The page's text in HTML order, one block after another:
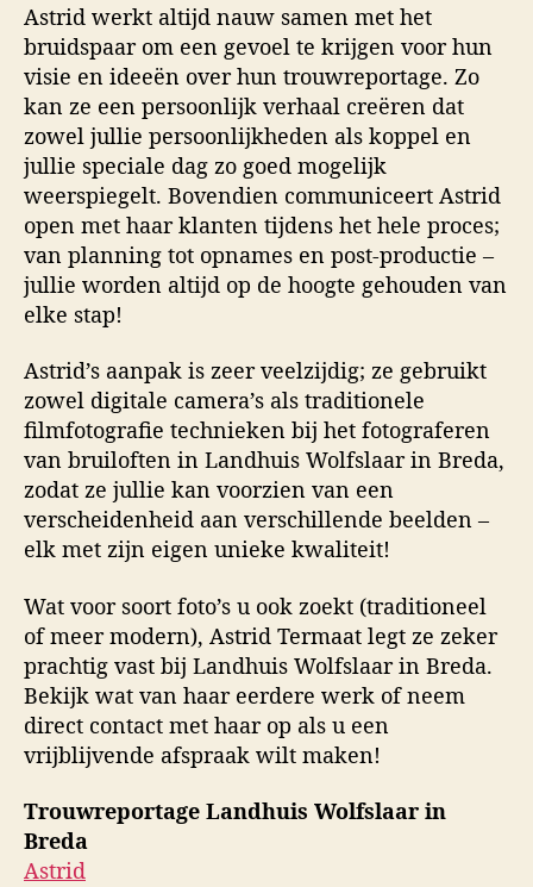
Astrid werkt altijd nauw samen met het
bruidspaar om een gevoel te krijgen voor hun
visie en ideeën over hun trouwreportage. Zo
kan ze een persoonlijk verhaal creëren dat
zowel jullie persoonlijkheden als koppel en
jullie speciale dag zo goed mogelijk
weerspiegelt. Bovendien communiceert Astrid
open met haar klanten tijdens het hele proces;
van planning tot opnames en post-productie –
jullie worden altijd op de hoogte gehouden van
elke stap!
Astrid’s aanpak is zeer veelzijdig; ze gebruikt
zowel digitale camera’s als traditionele
filmfotografie technieken bij het fotograferen
van bruiloften in Landhuis Wolfslaar in Breda,
zodat ze jullie kan voorzien van een
verscheidenheid aan verschillende beelden –
elk met zijn eigen unieke kwaliteit!
Wat voor soort foto’s u ook zoekt (traditioneel
of meer modern), Astrid Termaat legt ze zeker
prachtig vast bij Landhuis Wolfslaar in Breda.
Bekijk wat van haar eerdere werk of neem
direct contact met haar op als u een
vrijblijvende afspraak wilt maken!
Trouwreportage Landhuis Wolfslaar in
Breda
Astrid